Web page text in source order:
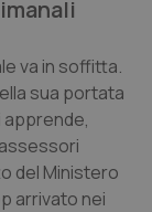
va in soffitta.
sua portata
apprende,
del Ministero
arrivato nei